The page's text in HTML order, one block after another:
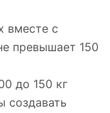
вместе с
превышает 150
до 150 кг
создавать